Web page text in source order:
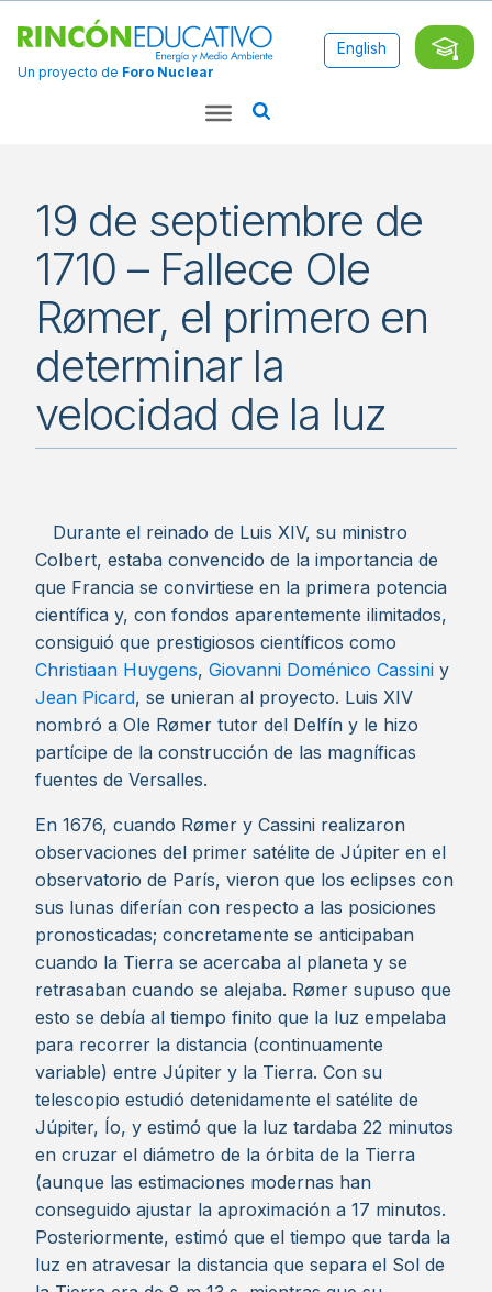
Un proyecto de Foro Nuclear
English
19 de septiembre de
1710 – Fallece Ole
Rømer, el primero en
determinar la
velocidad de la luz
Durante el reinado de Luis XIV, su ministro
Colbert, estaba convencido de la importancia de
que Francia se convirtiese en la primera potencia
científica y, con fondos aparentemente ilimitados,
consiguió que prestigiosos científicos como
Christiaan Huygens, Giovanni Doménico Cassini y
Jean Picard, se unieran al proyecto. Luis XIV
nombró a Ole Rømer tutor del Delfín y le hizo
partícipe de la construcción de las magníficas
fuentes de Versalles.
En 1676, cuando Rømer y Cassini realizaron
observaciones del primer satélite de Júpiter en el
observatorio de París, vieron que los eclipses con
sus lunas diferían con respecto a las posiciones
pronosticadas; concretamente se anticipaban
cuando la Tierra se acercaba al planeta y se
retrasaban cuando se alejaba. Rømer supuso que
esto se debía al tiempo finito que la luz empelaba
para recorrer la distancia (continuamente
variable) entre Júpiter y la Tierra. Con su
telescopio estudió detenidamente el satélite de
Júpiter, Ío, y estimó que la luz tardaba 22 minutos
en cruzar el diámetro de la órbita de la Tierra
(aunque las estimaciones modernas han
conseguido ajustar la aproximación a 17 minutos.
Posteriormente, estimó que el tiempo que tarda la
luz en atravesar la distancia que separa el Sol de